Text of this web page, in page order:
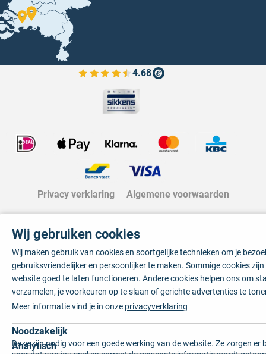
4.68
Bekijk de verfplaza beoordelingen
Privacy verklaring Algemene voorwaarden
Wij gebruiken cookies
Wij maken gebruik van cookies en soortgelijke technieken om je
gebruiksvriendelijker en persoonlijker te maken. Sommige cookies
website goed te laten functioneren. Andere cookies helpen ons om
verzamelen, je voorkeuren op te slaan of gerichte advertenties te
Meer informatie vind je in onze privacyverklaring
Noodzakelijk
Deze zijn nodig voor een goede werking van de website. Ze zorgen er
Analytisch